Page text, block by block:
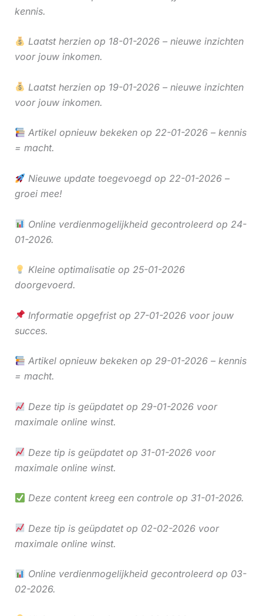
kennis.
Laatst herzien op 18-01-2026 – nieuwe inzichten
voor jouw inkomen.
Laatst herzien op 19-01-2026 – nieuwe inzichten
voor jouw inkomen.
Artikel opnieuw bekeken op 22-01-2026 – kennis
= macht.
Nieuwe update toegevoegd op 22-01-2026 –
groei mee!
Online verdienmogelijkheid gecontroleerd op 24-
01-2026.
Kleine optimalisatie op 25-01-2026
doorgevoerd.
Informatie opgefrist op 27-01-2026 voor jouw
succes.
Artikel opnieuw bekeken op 29-01-2026 – kennis
= macht.
Deze tip is geüpdatet op 29-01-2026 voor
maximale online winst.
Deze tip is geüpdatet op 31-01-2026 voor
maximale online winst.
Deze content kreeg een controle op 31-01-2026.
Deze tip is geüpdatet op 02-02-2026 voor
maximale online winst.
Online verdienmogelijkheid gecontroleerd op 03-
02-2026.